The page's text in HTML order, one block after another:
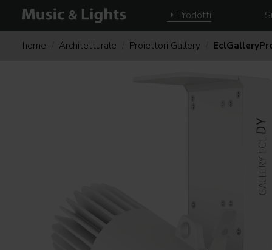
Prodotti
home Architetturale Proiettori Gallery